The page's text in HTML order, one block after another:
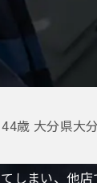
歳 大分県大
しまい、他